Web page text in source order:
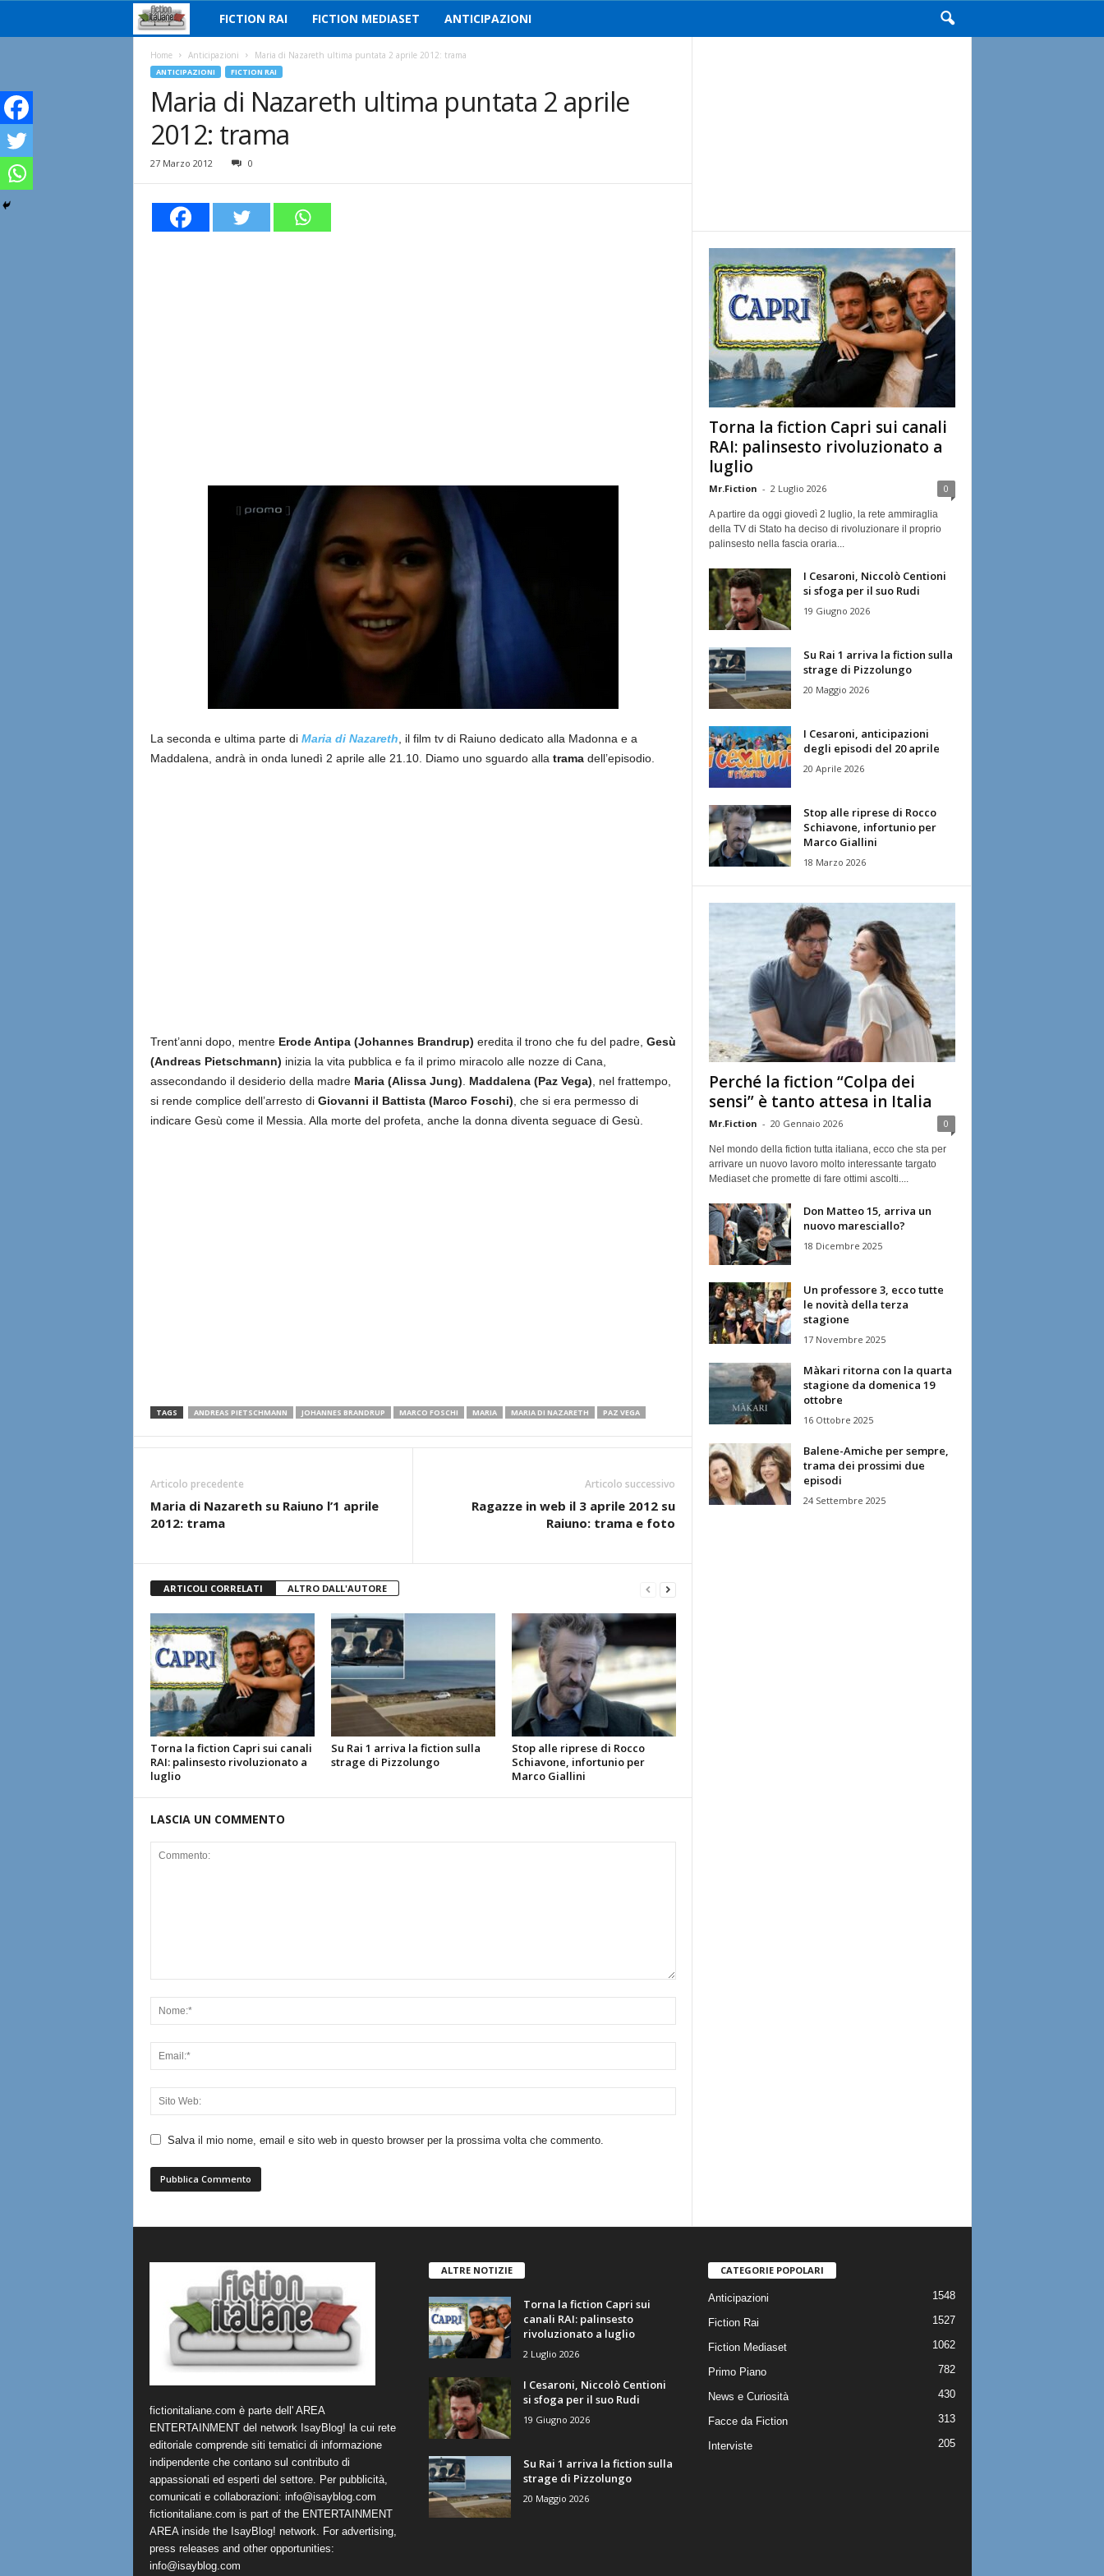
i
i
n
n
FICTION RAI FICTION MEDIASET ANTICIPAZIONI
Home Anticipazioni Maria di Nazareth ultima puntata 2 aprile 2012: trama
ANTICIPAZIONI FICTION RAI
Maria di Nazareth ultima puntata 2 aprile
2012: trama
27 Marzo 2012 0
La seconda e ultima parte di Maria di Nazareth , il film tv di Raiuno dedicato alla Madonna e a
Maddalena, andrà in onda lunedì 2 aprile alle 21.10. Diamo uno sguardo alla tramadell’episodio.
Trent’anni dopo, mentre Erode Antipa (Johannes Brandrup) eredita il trono che fu del padre, Gesù
(Andreas Pietschmann) inizia la vita pubblica e fa il primo miracolo alle nozze di Cana,
assecondando il desiderio della madre Maria (Alissa Jung) Maddalena (Paz Vega) , nel frattempo,
si rende complice dell’arresto di Giovanni il Battista (Marco Foschi) , che si era permesso di
indicare Gesù come il Messia. Alla morte del profeta, anche la donna diventa seguace di Gesù.
TAGS ANDREAS PIETSCHMANN JOHANNES BRANDRUP MARCO FOSCHI MARIA MARIA DI NAZARETH PAZ VEGA
Articolo precedente
Maria di Nazareth su Raiuno l’1 aprile
2012: trama
Articolo successivo
Ragazze in web il 3 aprile 2012 su
Raiuno: trama e foto
ARTICOLI CORRELATI ALTRO DALL'AUTORE
Torna la fiction Capri sui canali
RAI: palinsesto rivoluzionato a
luglio
Su Rai 1 arriva la fiction sulla
strage di Pizzolungo
Stop alle riprese di Rocco
Schiavone, infortunio per
Marco Giallini
LASCIA UN COMMENTO
Salva il mio nome, email e sito web in questo browser per la prossima volta che commento.
Torna la fiction Capri sui canali
RAI: palinsesto rivoluzionato a
luglio
Mr.Fiction - 2 Luglio 2026 0
A partire da oggi giovedì 2 luglio, la rete ammiraglia
della TV di Stato ha deciso di rivoluzionare il proprio
palinsesto nella fascia oraria...
I Cesaroni, Niccolò Centioni
si sfoga per il suo Rudi
19 Giugno 2026
Su Rai 1 arriva la fiction sulla
strage di Pizzolungo
20 Maggio 2026
I Cesaroni, anticipazioni
degli episodi del 20 aprile
20 Aprile 2026
Stop alle riprese di Rocco
Schiavone, infortunio per
Marco Giallini
18 Marzo 2026
Perché la fiction “Colpa dei
sensi” è tanto attesa in Italia
Mr.Fiction - 20 Gennaio 2026 0
Nel mondo della fiction tutta italiana, ecco che sta per
arrivare un nuovo lavoro molto interessante targato
Mediaset che promette di fare ottimi ascolti....
Don Matteo 15, arriva un
nuovo maresciallo?
18 Dicembre 2025
Un professore 3, ecco tutte
le novità della terza
stagione
17 Novembre 2025
Màkari ritorna con la quarta
stagione da domenica 19
ottobre
16 Ottobre 2025
Balene-Amiche per sempre,
trama dei prossimi due
episodi
24 Settembre 2025
fictionitaliane.com è parte dell' AREA
ENTERTAINMENT del network IsayBlog! la cui rete
editoriale comprende siti tematici di informazione
indipendente che contano sul contributo di
appassionati ed esperti del settore. Per pubblicità,
comunicati e collaborazioni: info@isayblog.com
fictionitaliane.com is part of the ENTERTAINMENT
AREA inside the IsayBlog! network. For advertising,
press releases and other opportunities:
info@isayblog.com
ALTRE NOTIZIE
Torna la fiction Capri sui
canali RAI: palinsesto
rivoluzionato a luglio
2 Luglio 2026
I Cesaroni, Niccolò Centioni
si sfoga per il suo Rudi
19 Giugno 2026
Su Rai 1 arriva la fiction sulla
strage di Pizzolungo
20 Maggio 2026
CATEGORIE POPOLARI
Anticipazioni 1548
Fiction Rai 1527
Fiction Mediaset 1062
Primo Piano 782
News e Curiosità 430
Facce da Fiction 313
Interviste 205